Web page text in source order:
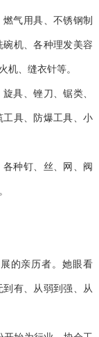
气用具、不锈钢制
机、各种理发美容
机、缝衣针等。
具、锉刀、锯类、
具、防爆工具、小
种钉、丝、网、阀
的亲历者。她眼看
有、从弱到强、从